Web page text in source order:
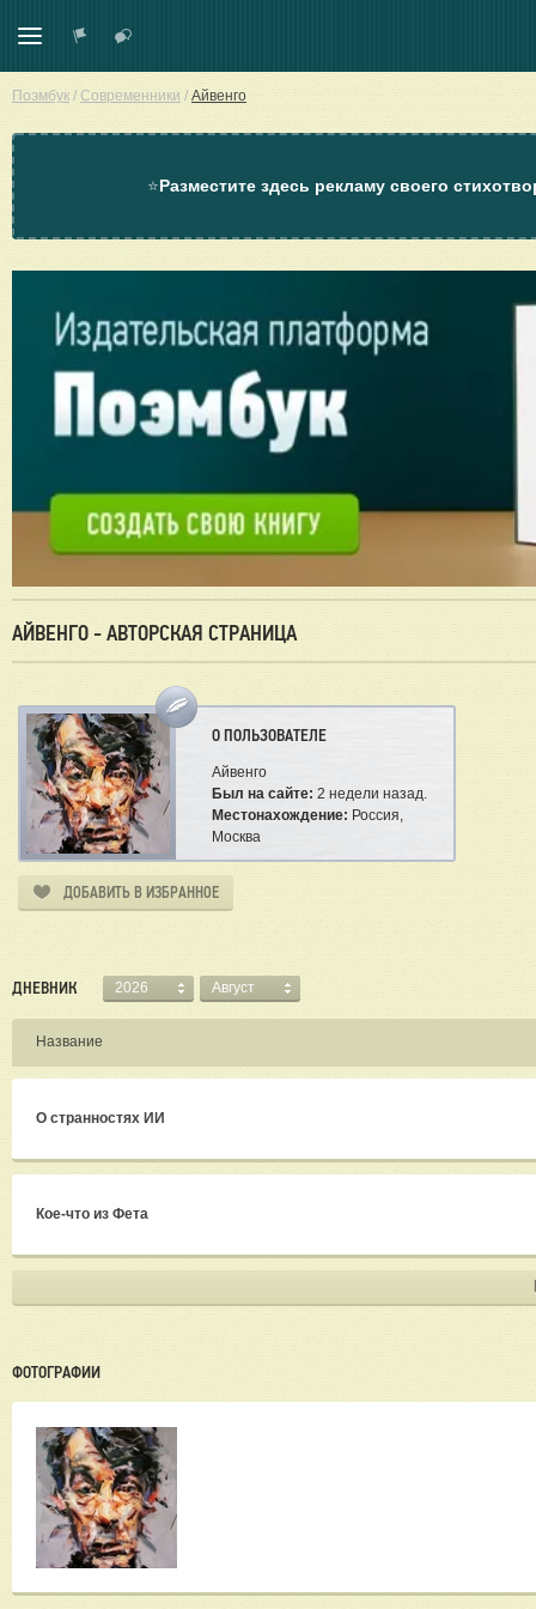
Поэмбук / Современники / Айвенго
⭐Разместите здесь рекламу своего
АЙВЕНГО - АВТОРСКАЯ СТРАНИЦА
О ПОЛЬЗОВАТЕЛЕ
Айвенго
Был на сайте: 2 недели назад.
Местонахождение: Россия,
Москва
ДОБАВИТЬ В ИЗБРАННОЕ
ДНЕВНИК 2026 Август
Название
О странностях ИИ
Кое-что из Фета
ФОТОГРАФИИ